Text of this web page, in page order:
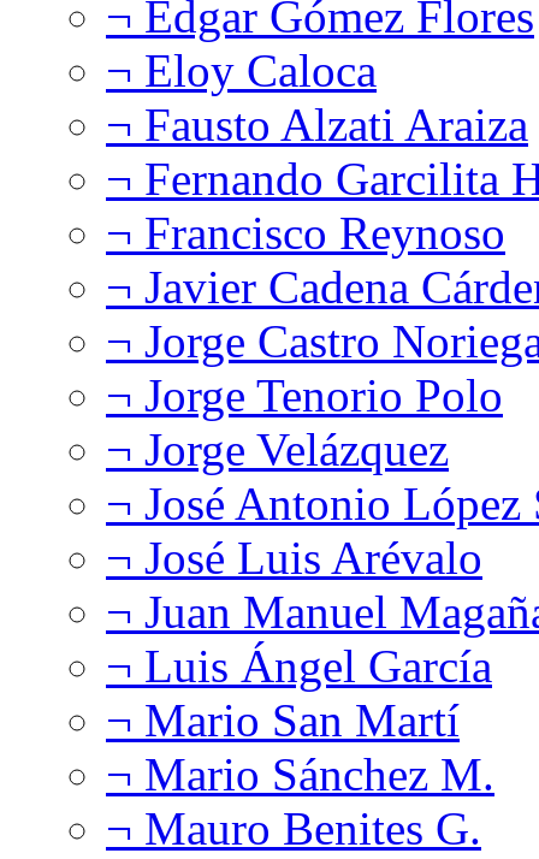
¬ Edgar Gómez Flores
¬ Eloy Caloca
¬ Fausto Alzati Araiza
¬ Fernando Garcilita
¬ Francisco Reynoso
¬ Javier Cadena
¬ Jorge Castro
¬ Jorge Tenorio Polo
¬ Jorge Velázquez
¬ José Antonio López
¬ José Luis Arévalo
¬ Juan Manuel
¬ Luis Ángel García
¬ Mario San Martí
¬ Mario Sánchez M.
¬ Mauro Benites G.